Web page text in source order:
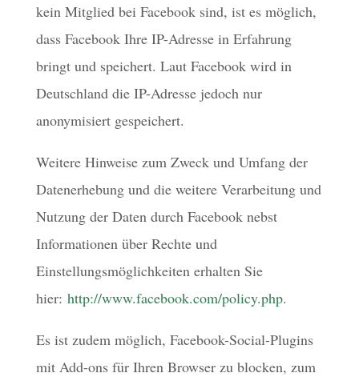
kein Mitglied bei Facebook sind, ist es möglich,
dass Facebook Ihre IP-Adresse in Erfahrung
bringt und speichert. Laut Facebook wird in
Deutschland die IP-Adresse jedoch nur
anonymisiert gespeichert.
Weitere Hinweise zum Zweck und Umfang der
Datenerhebung und die weitere Verarbeitung und
Nutzung der Daten durch Facebook nebst
Informationen über Rechte und
Einstellungsmöglichkeiten erhalten Sie
hier: http://www.facebook.com/policy.php.
Es ist zudem möglich, Facebook-Social-Plugins
mit Add-ons für Ihren Browser zu blocken, zum